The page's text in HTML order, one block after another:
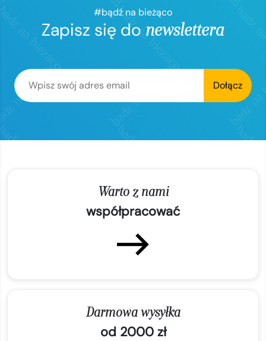
#bądź na bieżąco
Zapisz się do newslettera
Dołącz
Warto z nami
współpracować
Darmowa wysyłka
od 2000 zł